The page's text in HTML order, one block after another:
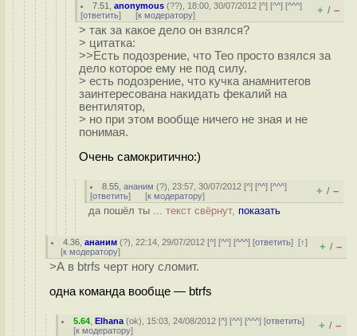
7.51 ,anonymous (??), 18:00, 30/07/2012 [^] [^^] [^^^]
[ответить] [к модератору] + / –
> так за какое дело он взялся?
> цитатка:
>>Есть подозрение, что Тео просто взялся за
дело которое ему не под силу.
> есть подозрение, что кучка анамнитегов
заинтересована накидать фекалий на
вентилятор,
> но при этом вообще ничего не зная и не
понимая.
Очень самокритично:)
8.55 ,ананим (?), 23:57, 30/07/2012 [^] [^^] [^^^]
[ответить] [к модератору] + / –
да пошёл ты ... текст свёрнут, показать
4.36 ,ананим (?), 22:14, 29/07/2012 [^] [^^] [^^^] [ответить][↑]
[к модератору] + / –
>А в btrfs черт ногу сломит.
одна команда вообще — btrfs
5.64 ,Elhana (ok), 15:03, 24/08/2012 [^] [^^] [^^^] [ответить]
[к модератору] + / –